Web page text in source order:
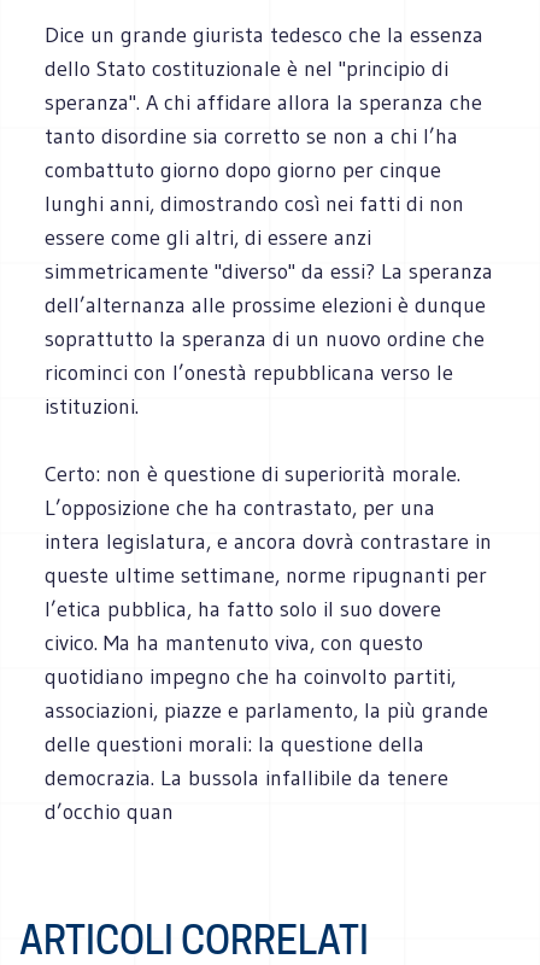
Dice un grande giurista tedesco che la essenza
dello Stato costituzionale è nel "principio di
speranza". A chi affidare allora la speranza che
tanto disordine sia corretto se non a chi l’ha
combattuto giorno dopo giorno per cinque
lunghi anni, dimostrando così nei fatti di non
essere come gli altri, di essere anzi
simmetricamente "diverso" da essi? La speranza
dell’alternanza alle prossime elezioni è dunque
soprattutto la speranza di un nuovo ordine che
ricominci con l’onestà repubblicana verso le
istituzioni.
Certo: non è questione di superiorità morale.
L’opposizione che ha contrastato, per una
intera legislatura, e ancora dovrà contrastare in
queste ultime settimane, norme ripugnanti per
l’etica pubblica, ha fatto solo il suo dovere
civico. Ma ha mantenuto viva, con questo
quotidiano impegno che ha coinvolto partiti,
associazioni, piazze e parlamento, la più grande
delle questioni morali: la questione della
democrazia. La bussola infallibile da tenere
d’occhio quan
ARTICOLI CORRELATI